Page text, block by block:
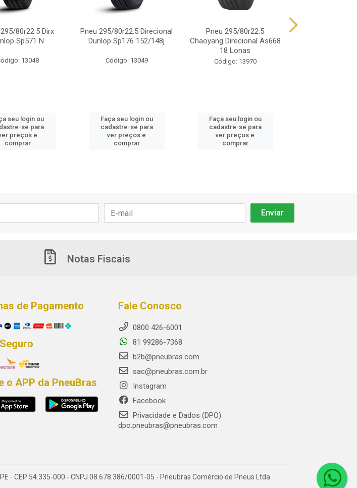
80r22.5 Dirx
Sp571 N
13048
seu login ou
se para
preços e
comprar
Pneu 295/80r22.5 Direcional
Dunlop Sp176 152/148j
Código: 13049
Faça seu login ou
cadastre-se para
ver preços e
comprar
Pneu 295/80r22.5
Chaoyang Direcional As668
18 Lonas
Código: 13970
Faça seu login ou
cadastre-se para
ver preços e
comprar
Notas Fiscais
de Pagamento
o APP da PneuBras
Fale Conosco
0800 426-6001
81 99286-7368
b2b@pneubras.com
sac@pneubras.com.br
Instagram
Facebook
Privacidade e Dados (DPO):
dpo.pneubras@pneubras.com
- CEP 54.335-000 - CNPJ 08.678.386/0001-05 - Pneubras Comércio de Pneus Ltda